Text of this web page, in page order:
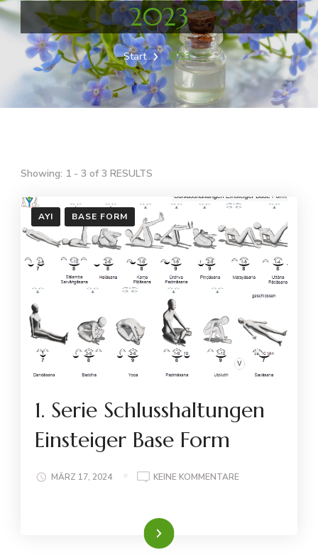
2023
Start 2023
Showing: 1 - 3 of 3 RESULTS
AYI BASE FORM
1. Serie Schlusshaltungen
Einsteiger Base Form
MÄRZ 17, 2024 KEINE KOMMENTAREZU
Weiterlesen